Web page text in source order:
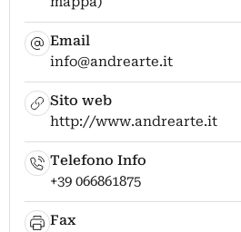
Email
info@andrearte.it
Sito web
http://www.andrearte.it
Telefono Info
+39 066861875
Fax